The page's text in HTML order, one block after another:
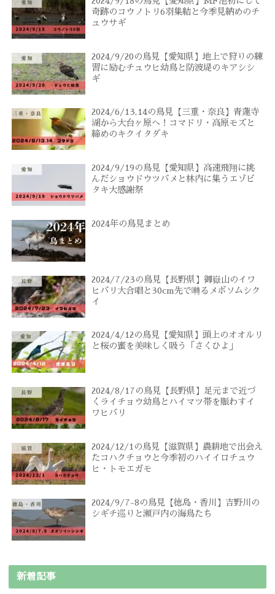
奇跡のコウノトリ6羽集結と今季見納めのチ
ュウサギ
2024/9/20の鳥見【愛知県】地上で狩りの練
習に励むチュウヒ幼鳥と防波堤のキアシシ
ギ
2024/6/13,14の鳥見【三重・奈良】青蓮寺
湖から大台ヶ原へ！コマドリ・高原モズと
締めのキクイタダキ
2024/9/19の鳥見【愛知県】高速飛翔に挑
んだショウドウツバメと林内に集うエゾビ
タキ大感謝祭
2024年の鳥見まとめ
2024/7/23の鳥見【長野県】御嶽山のイワ
ヒバリ大合唱と30cm先で囀るメボソムシク
イ
2024/4/12の鳥見【愛知県】頭上のオオルリ
と桜の蜜を美味しく吸う「さくひよ」
2024/8/17の鳥見【長野県】足元まで近づ
くライチョウ幼鳥とハイマツ帯を賑わすイ
ワヒバリ
2024/12/1の鳥見【滋賀県】農耕地で出会え
たコハクチョウと今季初のハイイロチュウ
ヒ・トモエガモ
2024/9/7-8の鳥見【徳島・香川】吉野川の
シギチ巡りと瀬戸内の海鳥たち
新着記事